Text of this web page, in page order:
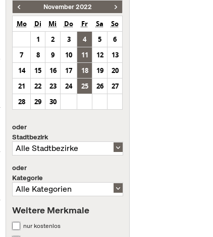
November 2022
Mo Di Mi Do Fr Sa
So
1
2 3 4 5
6
7
8 9 10 11 12
13
14
15 16 17 18 19
20
21
22 23 24 25 26
27
28
29 30
oder
Stadtbezirk
oder
Kategorie
Weitere Merkmale
nur kostenlos